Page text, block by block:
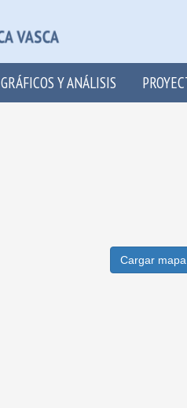
GRÁFICOS Y ANÁLISIS
Cargar mapa